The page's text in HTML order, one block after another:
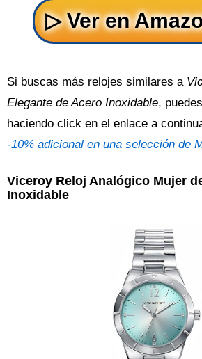
Si buscas más relojes similares a
Elegante de Acero Inoxidable,
haciendo click en el enlace a
-10% adicional en una selección de
Viceroy Reloj Analógico Mujer
Inoxidable